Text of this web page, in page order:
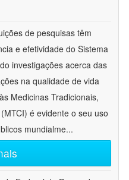
de pesquisas têm
e efetividade do Sistema
investigações acerca das
na qualidade de vida
Medicinas Tradicionais,
é evidente o seu uso
mundialme...